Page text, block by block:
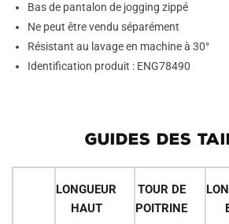
Bas de pantalon de jogging zippé
Ne peut être vendu séparément
Résistant au lavage en machine à 30°
Identification produit : ENG78490
GUIDES DES
LONGUEUR
HAUT
TOUR DE
POITRINE